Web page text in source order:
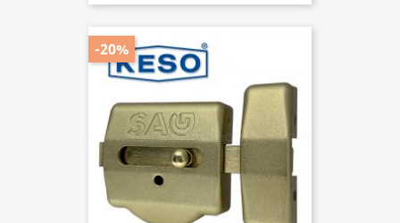
-20%